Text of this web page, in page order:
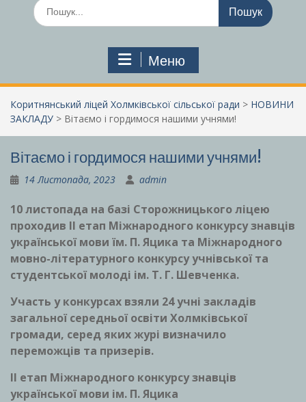
Шукати:
Меню
Коритнянський ліцей Холмківської сільської ради > НОВИНИ
ЗАКЛАДУ > Вітаємо і гордимося нашими учнями!
Вітаємо і гордимося нашими учнями!
14 Листопада, 2023 admin
10 листопада на базі Сторожницького ліцею
проходив ІІ етап Міжнародного конкурсу знавців
української мови їм. П. Яцика та Міжнародного
мовно-літературного конкурсу учнівської та
студентської молоді ім. Т. Г. Шевченка.
Участь у конкурсах взяли 24 учні закладів
загальної середньої освіти Холмківської
громади, серед яких журі визначило
переможців та призерів.
ІІ етап Міжнародного конкурсу знавців
української мови ім. П. Яцика